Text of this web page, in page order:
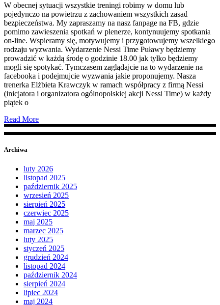
W obecnej sytuacji wszystkie treningi robimy w domu lub
pojedynczo na powietrzu z zachowaniem wszystkich zasad
bezpieczeństwa. My zapraszamy na nasz fanpage na FB, gdzie
pomimo zawieszenia spotkań w plenerze, kontynuujemy spotkania
on-line. Wspieramy się, motywujemy i przygotowujemy wszelkiego
rodzaju wyzwania. Wydarzenie Nessi Time Puławy będziemy
prowadzić w każdą środę o godzinie 18.00 jak tylko będziemy
mogli się spotykać. Tymczasem zaglądajcie na to wydarzenie na
facebooka i podejmujcie wyzwania jakie proponujemy. Nasza
trenerka Elżbieta Krawczyk w ramach współpracy z firmą Nessi
(inicjatora i organizatora ogólnopolskiej akcji Nessi Time) w każdy
piątek o
Read More
Archiwa
luty 2026
listopad 2025
październik 2025
wrzesień 2025
sierpień 2025
czerwiec 2025
maj 2025
marzec 2025
luty 2025
styczeń 2025
grudzień 2024
listopad 2024
październik 2024
sierpień 2024
lipiec 2024
maj 2024